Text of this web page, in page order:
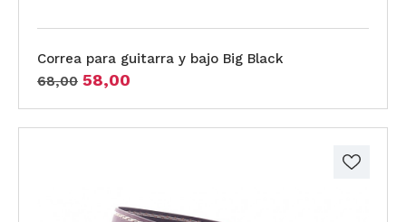
Correa para guitarra y bajo Big Black
68,00 58,00